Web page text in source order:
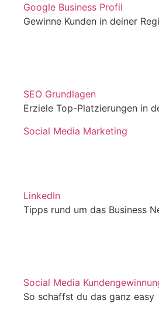
Google Business Profil
Gewinne Kunden in deiner
SEO Grundlagen
Erziele Top-Platzierungen in
Social Media Marketing
LinkedIn
Tipps rund um das Business
Social Media
So schaffst du das ganz easy